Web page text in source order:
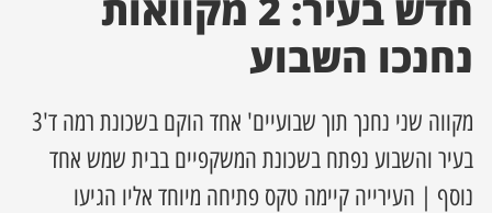
מסע מלחמה
נחנכו השבוע
מקווה שני נחנך תוך שבועיים' אחד הוקם בשכונת רמה ד'3
בעיר והשבוע נפתח בשכונת המשקפיים בבית שמש אחד
נוסף | העירייה קיימה טקס פתיחה מיוחד אליו הגיעו